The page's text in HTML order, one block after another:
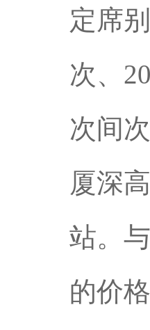
定席
次、
次间
厦深
站。
的价